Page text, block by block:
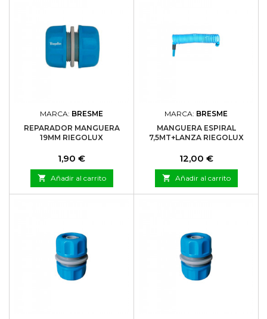
MARCA: BRESME
REPARADOR MANGUERA
19MM RIEGOLUX
Precio
1,90 €
 Añadir al carrito
MARCA: BRESME
MANGUERA ESPIRAL
7,5MT+LANZA RIEGOLUX
Precio
12,00 €
 Añadir al carrito